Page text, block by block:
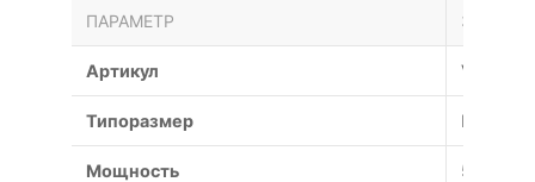
ПАРАМЕТР
Артикул VR-12-
Типоразмер №
Мощность 5.5 кВт